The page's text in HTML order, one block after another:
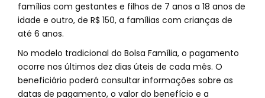
famílias com gestantes e filhos de 7 anos a 18 anos de
idade e outro, de R$ 150, a famílias com crianças de
até 6 anos.
No modelo tradicional do Bolsa Família, o pagamento
ocorre nos últimos dez dias úteis de cada mês. O
beneficiário poderá consultar informações sobre as
datas de pagamento, o valor do benefício e a